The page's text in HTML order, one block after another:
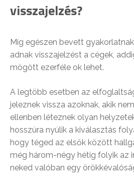
visszajelzés?
Míg egészen bevett
adnak visszajelzést a cégek,
mögött ezerféle ok lehet.
A legtöbb esetben az
jeleznek vissza azoknak, akik
ellenben léteznek olyan
hosszúra nyúlik a kiválasztás
hogy téged az elsők között
még három-négy hétig folyik az
neked valóban egy